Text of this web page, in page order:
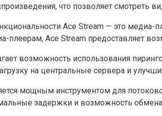
что позволяет смотреть
Ace Stream — это медиа-
плеерам, Ace Stream предоставляет
возможность использования
на центральные сервера и
мощным инструментом для
задержки и возможность